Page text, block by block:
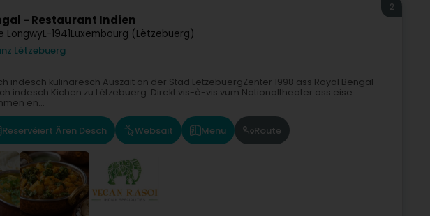
- Restaurant Indien
LongwyL-1941Luxembourg (Lëtzebuerg)
Lëtzebuerg
2
indesch kulinaresch Auszäit an der Stad LëtzebuergZënter 1998 ass Royal Bengal
indesch Kichen zu Lëtzebuerg. Direkt vis-à-vis vum Nationaltheater ass eise
en...
Reservéiert Ären Dësch Websäit Menu Route